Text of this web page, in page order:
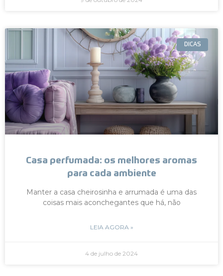
DICAS
Casa perfumada: os melhores aromas
para cada ambiente
Manter a casa cheirosinha e arrumada é uma das
coisas mais aconchegantes que há, não
LEIA AGORA »
4 de julho de 2024